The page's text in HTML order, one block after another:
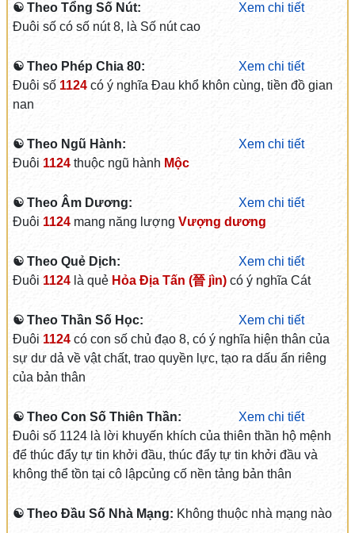
☯ Theo Tổng Số Nút:
Xem chi tiết
Đuôi số có số nút 8, là Số nút cao
☯ Theo Phép Chia 80:
Xem chi tiết
Đuôi số 1124có ý nghĩa Đau khổ khôn cùng, tiền đồ gian
nan
☯ Theo Ngũ Hành:
Xem chi tiết
Đuôi 1124thuộc ngũ hành Mộc
☯ Theo Âm Dương:
Xem chi tiết
Đuôi 1124mang năng lượng Vượng dương
☯ Theo Quẻ Dịch:
Xem chi tiết
Đuôi 1124là quẻ Hỏa Địa Tấn (晉 jìn)có ý nghĩa Cát
☯ Theo Thần Số Học:
Xem chi tiết
Đuôi 1124có con số chủ đạo 8, có ý nghĩa hiện thân của
sự dư dả về vật chất, trao quyền lực, tạo ra dấu ấn riêng
của bản thân
☯ Theo Con Số Thiên Thần:
Xem chi tiết
Đuôi số 1124 là lời khuyến khích của thiên thần hộ mệnh
để thúc đẩy tự tin khởi đầu, thúc đẩy tự tin khởi đầu và
không thể tồn tại cô lậpcủng cố nền tảng bản thân
☯ Theo Đầu Số Nhà Mạng: Không thuộc nhà mạng nào